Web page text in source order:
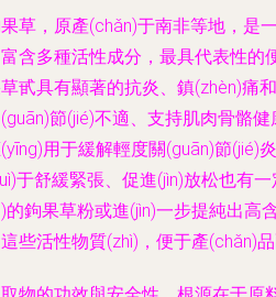
草，原產(chǎn)于南非等地，是
含多種活性成分，最具代表性的
甙具有顯著的抗炎、鎮(zhèn)痛
節(jié)不適、支持肌肉骨骼
用于緩解輕度關(guān)節(jié)
于舒緩緊張、促進(jìn)放松也有
的鉤果草粉或進(jìn)一步提純出高
些活性物質(zhì)，便于產(chǎn)品